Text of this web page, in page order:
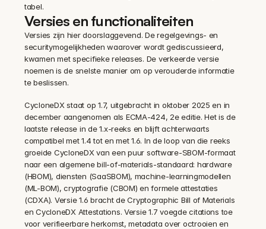
tabel.
Versies en functionaliteiten
Versies zijn hier doorslaggevend. De regelgevings- en
securitymogelijkheden waarover wordt gediscussieerd,
kwamen met specifieke releases. De verkeerde versie
noemen is de snelste manier om op verouderde informatie
te beslissen.
CycloneDX staat op 1.7, uitgebracht in oktober 2025 en in
december aangenomen als ECMA-424, 2e editie. Het is de
laatste release in de 1.x-reeks en blijft achterwaarts
compatibel met 1.4 tot en met 1.6. In de loop van die reeks
groeide CycloneDX van een puur software-SBOM-formaat
naar een algemene bill-of-materials-standaard: hardware
(HBOM), diensten (SaaSBOM), machine-learningmodellen
(ML-BOM), cryptografie (CBOM) en formele attestaties
(CDXA). Versie 1.6 bracht de Cryptographic Bill of Materials
en CycloneDX Attestations. Versie 1.7 voegde citations toe
voor verifieerbare herkomst, metadata over octrooien en